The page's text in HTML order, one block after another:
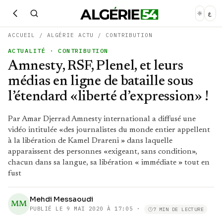
ع
ACCUEIL / ALGÉRIE ACTU / CONTRIBUTION
ACTUALITÉ · CONTRIBUTION
Amnesty, RSF, Plenel, et leurs
médias en ligne de bataille sous
l’étendard «liberté d’expression» !
Par Amar Djerrad Amnesty international a diffusé une
vidéo intitulée «des journalistes du monde entier appellent
à la libération de Kamel Drareni » dans laquelle
apparaissent des personnes «exigeant, sans condition»,
chacun dans sa langue, sa libération « immédiate » tout en
fust
MM
Mehdi Messaoudi
PUBLIÉ LE 9 MAI 2020 À 17:05 · 7 MIN DE LECTURE